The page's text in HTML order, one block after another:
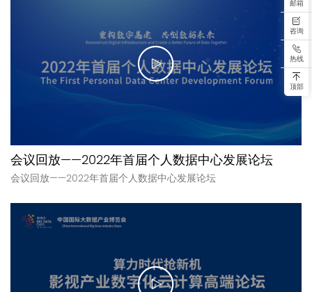
会议回放——2022年首届个人数据中心发展论坛
会议回放——2022年首届个人数据中心发展论坛
邮箱
咨询
热线
顶部